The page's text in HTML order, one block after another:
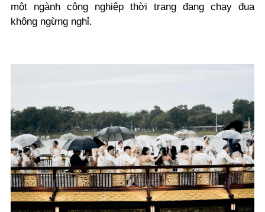
một ngành công nghiệp thời trang đang chạy đua
không ngừng nghỉ.